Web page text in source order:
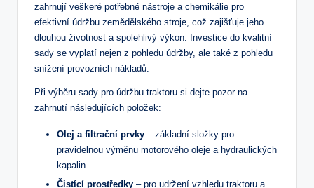
zahrnují veškeré potřebné nástroje a chemikálie pro
efektivní údržbu zemědělského stroje, což zajišťuje jeho
dlouhou životnost a spolehlivý výkon. Investice do kvalitní
sady se vyplatí nejen z pohledu údržby, ale také z pohledu
snížení provozních nákladů.
Při výběru sady pro údržbu traktoru si dejte pozor na
zahrnutí následujících položek:
Olej a filtrační prvky – základní složky pro
pravidelnou výměnu motorového oleje a hydraulických
kapalin.
Čistící prostředky – pro udržení vzhledu traktoru a